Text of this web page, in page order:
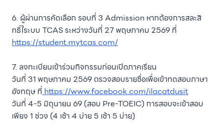
6. ผู้ผ่านการคัดเลือก รอบที่ 3 Admission หากต้องการสละสิ
ทธิ์ใระบบ TCAS ระหว่างวันที่ 27 พฤษภาคม 2569 ที่
https://student.mytcas.com/
7. ลงทะเบียนเข้าร่วมกิจกรรมก่อนเปิดภาคเรียน
วันที่ 31 พฤษภาคม 2569 ตรวจสอบรายชื่อเพื่อเข้าทดสอบภาษา
อังกฤษ ที่https://www.facebook.com/ilacatdusit
วันที่ 4-5 มิถุนายน 69 (สอบ Pre-TOEIC) การสอบจะเข้าสอบ
เพียง 1 ช่วง (4 เช้า 4 บ่าย 5 เช้า 5 บ่าย)